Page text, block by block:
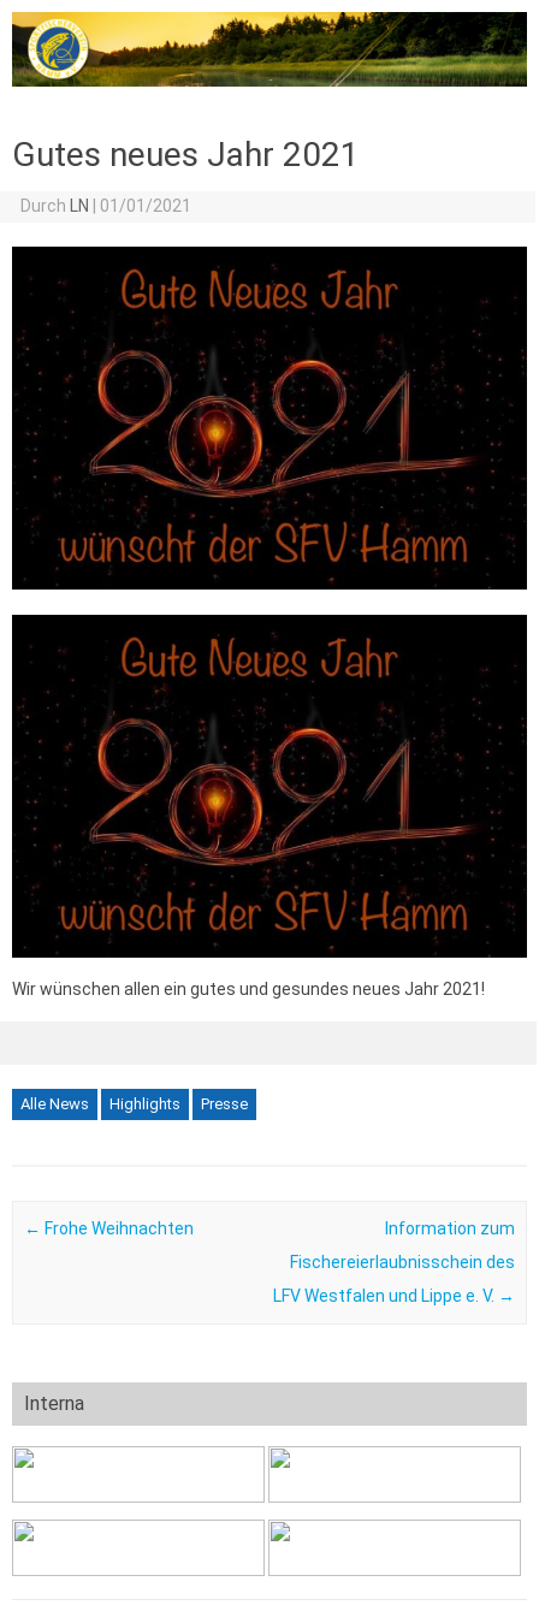
Gutes neues Jahr 2021
Durch LN 01/01/2021
Wir wünschen allen ein gutes und gesundes neues Jahr 2021!
Alle News Highlights Presse
Post navigation
← Frohe Weihnachten
Information zum
Fischereierlaubnisschein des
LFV Westfalen und Lippe e. V. →
Interna